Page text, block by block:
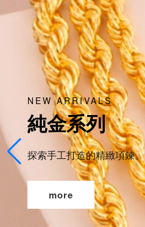
NEW ARRIVALS
純金系列
探索手工打造的精緻項鍊。
more